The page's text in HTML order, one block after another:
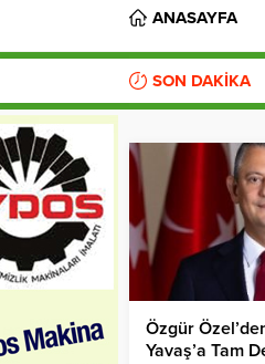
ANASAYFA
SON DAKİKA
Özgür
Yavaş’a Tam